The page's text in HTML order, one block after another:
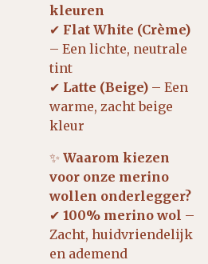
kleuren
✔ Flat White (Crème)
– Een lichte, neutrale
tint
✔ Latte (Beige) – Een
warme, zacht beige
kleur
✨ Waarom kiezen
voor onze merino
wollen onderlegger?
✔ 100% merino wol –
Zacht, huidvriendelijk
en ademend